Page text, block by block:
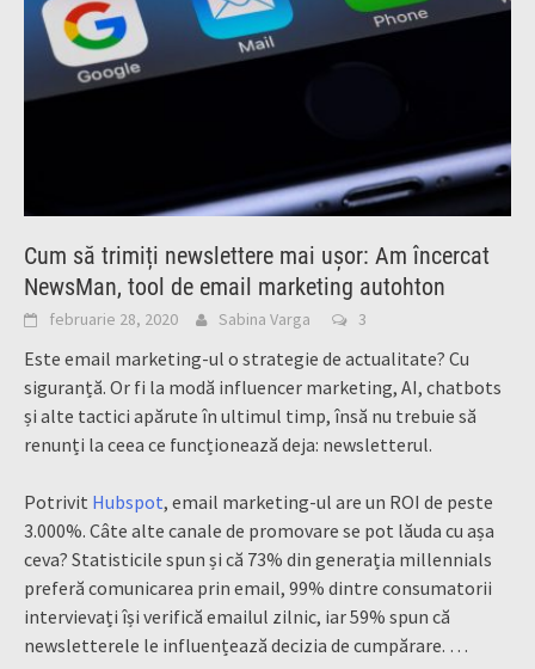
Cum să trimiți newslettere mai ușor: Am încercat
NewsMan, tool de email marketing autohton
februarie 28, 2020 Sabina Varga 3
Este email marketing-ul o strategie de actualitate? Cu
siguranță. Or fi la modă influencer marketing, AI, chatbots
și alte tactici apărute în ultimul timp, însă nu trebuie să
renunți la ceea ce funcționează deja: newsletterul.
Potrivit Hubspot, email marketing-ul are un ROI de peste
3.000%. Câte alte canale de promovare se pot lăuda cu așa
ceva? Statisticile spun și că 73% din generația millennials
preferă comunicarea prin email, 99% dintre consumatorii
intervievați își verifică emailul zilnic, iar 59% spun că
newsletterele le influențează decizia de cumpărare. …